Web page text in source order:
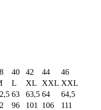
40 42 44
46
L XL XXL XXL
63 63,5 64
64,5
96 101 106
111